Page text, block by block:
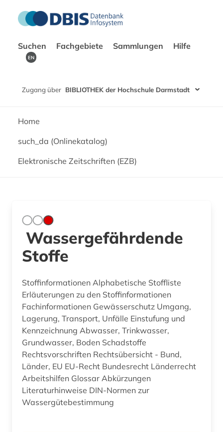
Suchen Fachgebiete Sammlungen Hilfe
EN
Zugang über BIBLIOTHEK der Hochschule Darmstadt
Home
such_da (Onlinekatalog)
Elektronische Zeitschriften (EZB)
Wassergefährdende
Stoffe
Stoffinformationen Alphabetische Stoffliste
Erläuterungen zu den Stoffinformationen
Fachinformationen Gewässerschutz Umgang,
Lagerung, Transport, Unfälle Einstufung und
Kennzeichnung Abwasser, Trinkwasser,
Grundwasser, Boden Schadstoffe
Rechtsvorschriften Rechtsübersicht - Bund,
Länder, EU EU-Recht Bundesrecht Länderrecht
Arbeitshilfen Glossar Abkürzungen
Literaturhinweise DIN-Normen zur
Wassergütebestimmung